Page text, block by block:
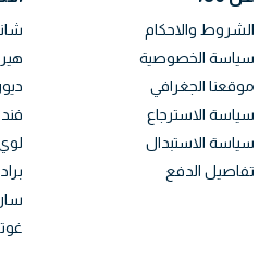
الشروط والاحكام
سياسة الخصوصية
موقعنا الجغرافي
سياسة الاسترجاع
سياسة الاستبدال
تفاصيل الدفع
ديور